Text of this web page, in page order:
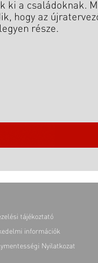
ki a családoknak.
hogy az
része.
tájékoztató
információk
Nyilatkozat